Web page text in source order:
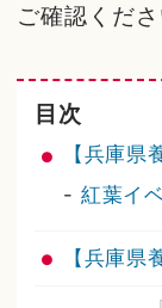
ご確認くだ
目次
【兵庫県
- 紅葉イ
【兵庫県